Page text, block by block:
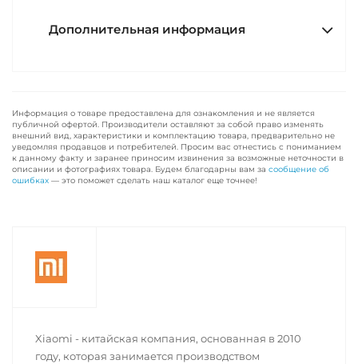
Дополнительная информация
Информация о товаре предоставлена для ознакомления и не является
публичной офертой. Производители оставляют за собой право изменять
внешний вид, характеристики и комплектацию товара, предварительно не
уведомляя продавцов и потребителей. Просим вас отнестись с пониманием
к данному факту и заранее приносим извинения за возможные неточности в
описании и фотографиях товара. Будем благодарны вам за сообщение об
ошибках — это поможет сделать наш каталог еще точнее!
Xiaomi - китайская компания, основанная в 2010
году, которая занимается производством